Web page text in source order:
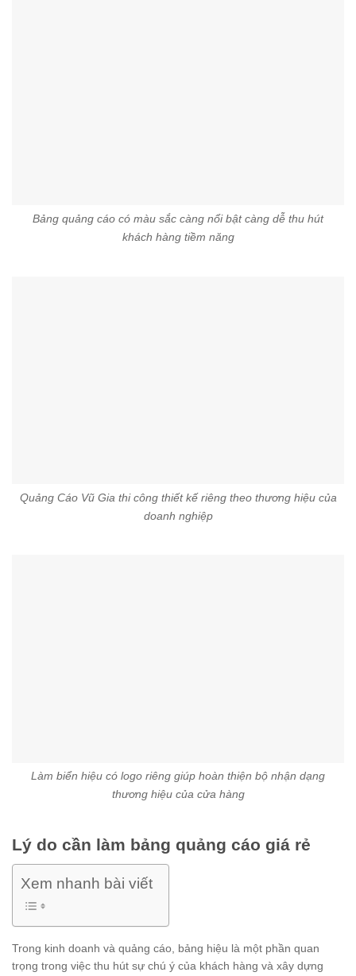
Bảng quảng cáo có màu sắc càng nổi bật càng dễ thu hút
khách hàng tiềm năng
Quảng Cáo Vũ Gia thi công thiết kế riêng theo thương hiệu của
doanh nghiệp
Làm biển hiệu có logo riêng giúp hoàn thiện bộ nhận dạng
thương hiệu của cửa hàng
Lý do cần làm bảng quảng cáo giá rẻ
Xem nhanh bài viết
Trong kinh doanh và quảng cáo, bảng hiệu là một phần quan
trọng trong việc thu hút sự chú ý của khách hàng và xây dựng